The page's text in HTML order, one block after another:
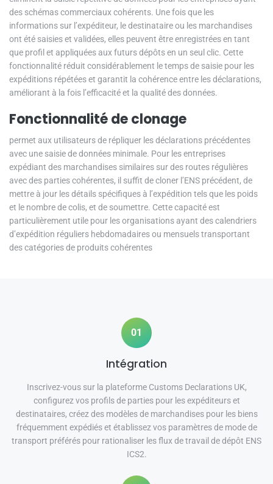
des schémas commerciaux cohérents. Une fois que les
informations sur l’expéditeur, le destinataire ou les marchandises
ont été saisies et validées, elles peuvent être enregistrées en tant
que profil et appliquées aux futurs dépôts en un seul clic. Cette
fonctionnalité réduit considérablement le temps de saisie pour les
expéditions répétées et garantit la cohérence entre les déclarations,
améliorant à la fois l’efficacité et la qualité des données.
Fonctionnalité de clonage
permet aux utilisateurs de répliquer les déclarations précédentes
avec une saisie de données minimale. Pour les entreprises
expédiant des marchandises similaires sur des routes régulières
avec des parties cohérentes, il suffit de cloner l’ENS précédent, de
mettre à jour les détails spécifiques à l’expédition tels que les poids
et le nombre de colis, et de soumettre. Cette capacité est
particulièrement utile pour les organisations ayant des calendriers
d’expédition réguliers hebdomadaires ou mensuels transportant
des catégories de produits cohérentes
01
Intégration
Inscrivez-vous sur la plateforme Customs Declarations UK,
configurez vos profils de parties pour les expéditeurs et
destinataires, créez des modèles de marchandises pour les biens
fréquemment expédiés et établissez vos paramètres de mode de
transport préférés pour rationaliser les flux de travail de dépôt ENS
ICS2.